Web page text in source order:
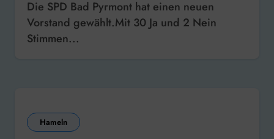
Die SPD Bad Pyrmont hat einen neuen
Vorstand gewählt.Mit 30 Ja und 2 Nein
Stimmen...
Hameln